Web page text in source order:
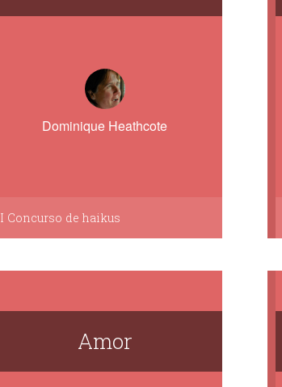
Dominique Heathcote
I Concurso de haikus
Amor